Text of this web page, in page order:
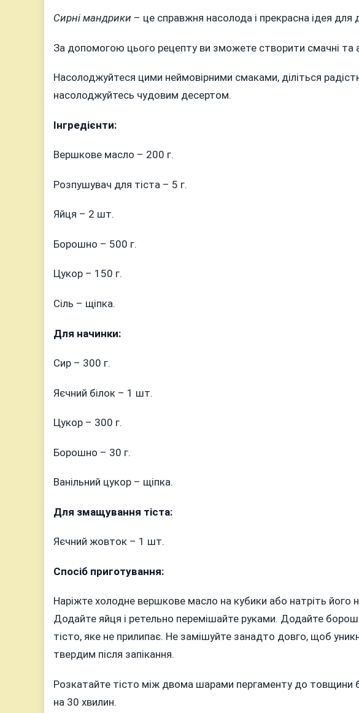
З
Сирні мандрики – це справжня насолода і прекрасна ідея для
За допомогою цього рецепту ви зможете створити смачні та
Насолоджуйтеся цими неймовірними смаками, діліться
насолоджуйтесь чудовим десертом.
Інгредієнти:
Вершкове масло – 200 г.
Розпушувач для тіста – 5 г.
Яйця – 2 шт.
Борошно – 500 г.
Цукор – 150 г.
Сіль – щіпка.
Для начинки:
Сир – 300 г.
Яєчний білок – 1 шт.
Цукор – 300 г.
Борошно – 30 г.
Ванільний цукор – щіпка.
Для змащування тіста:
Яєчний жовток – 1 шт.
Спосіб приготування:
Наріжте холодне вершкове масло на кубики або натріть його
Додайте яйця і ретельно перемішайте руками. Додайте
тісто, яке не прилипає. Не замішуйте занадто довго, щоб
твердим після запікання.
Розкатайте тісто між двома шарами пергаменту до товщини
на 30 хвилин.